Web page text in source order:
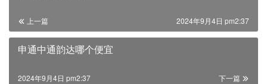
上一篇 2024年9月4日 pm2:37
申通中通韵达哪个便宜
下一篇
2024年9月4日 pm2:37